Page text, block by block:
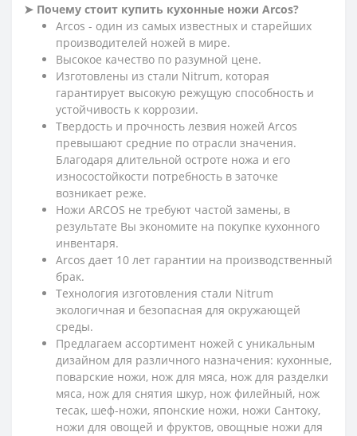
➤ Почему стоит купить кухонные ножи Arcos?
Arcos - один из самых известных и старейших
производителей ножей в мире.
Высокое качество по разумной цене.
Изготовлены из стали Nitrum, которая
гарантирует высокую режущую способность и
устойчивость к коррозии.
Твердость и прочность лезвия ножей Arcos
превышают средние по отрасли значения.
Благодаря длительной остроте ножа и его
износостойкости потребность в заточке
возникает реже.
Ножи ARCOS не требуют частой замены, в
результате Вы экономите на покупке кухонного
инвентаря.
Arcos дает 10 лет гарантии на производственный
брак.
Технология изготовления стали Nitrum
экологичная и безопасная для окружающей
среды.
Предлагаем ассортимент ножей с уникальным
дизайном для различного назначения: кухонные,
поварские ножи, нож для мяса, нож для разделки
мяса, нож для снятия шкур, нож филейный, нож
тесак, шеф-ножи, японские ножи, ножи Сантоку,
ножи для овощей и фруктов, овощные ножи для